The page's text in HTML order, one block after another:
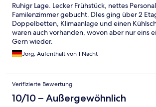
Ruhigr Lage. Lecker Frühstück, nettes
Familenzimmer gebucht. DIes ging über 2
Doppelbetten, Klimaanlage und einen
waren auch vorhanden, wovon aber nur eins
Gern wieder.
Jörg, Aufenthalt von 1 Nacht
Verifizierte Bewertung
10/10 – Außergewöhnlich